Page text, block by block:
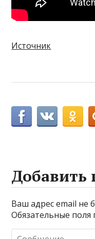
Источник
Добавить
Ваш адрес email не
Обязательные